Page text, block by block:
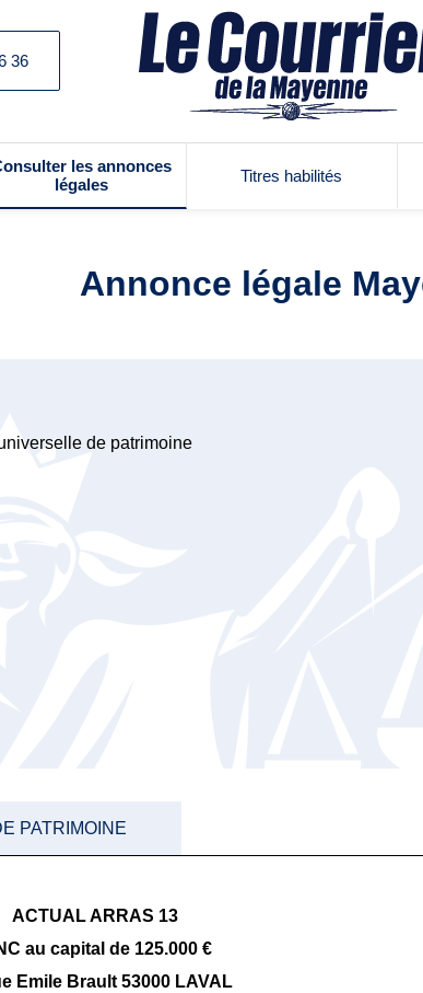
36
les annonces
légales
Titres habilités
Annonce légale
de patrimoine
PATRIMOINE
ACTUAL ARRAS 13
au capital de 125.000 €
Emile Brault 53000 LAVAL